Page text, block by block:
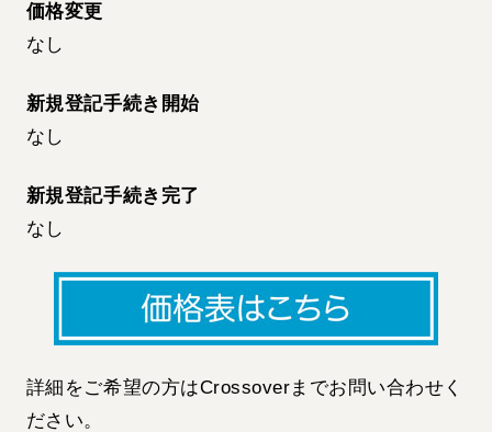
価格変更
なし
新規登記手続き開始
なし
新規登記手続き完了
なし
詳細をご希望の方はCrossoverまでお問い合わせく
ださい。